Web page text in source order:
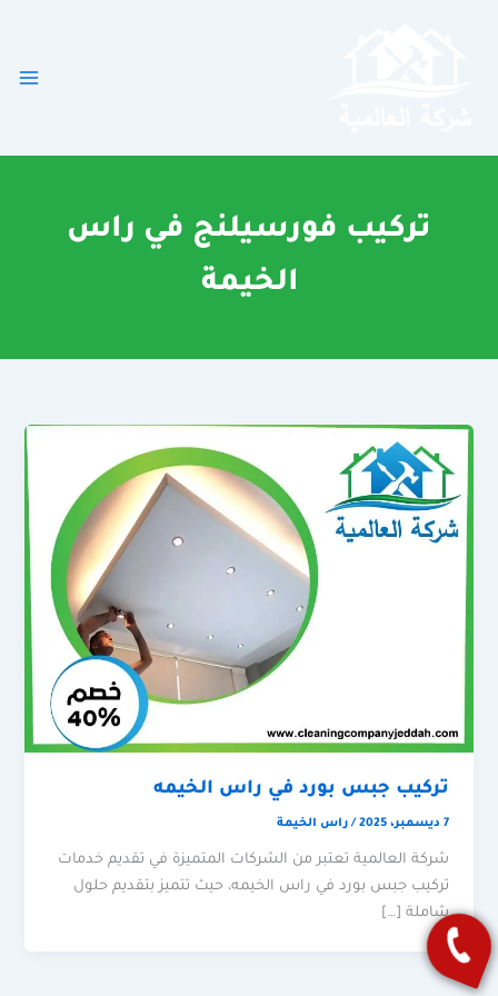
تركيب فورسيلنج في راس
الخيمة
تركيب جبس بورد في راس الخيمه
7 ديسمبر، 2025 /راس الخيمة
شركة العالمية تعتبر من الشركات المتميزة في تقديم خدمات
تركيب جبس بورد في راس الخيمه، حيث تتميز بتقديم حلول
شاملة […]